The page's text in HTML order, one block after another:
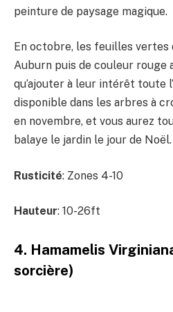
peinture de paysage magique.
En octobre, les feuilles vertes
Auburn puis de couleur rouge
qu’ajouter à leur intérêt toute
disponible dans les arbres à
en novembre, et vous aurez
balaye le jardin le jour de Noël.
Rusticité: Zones 4-10
Hauteur: 10-26ft
4. Hamamelis
sorcière)